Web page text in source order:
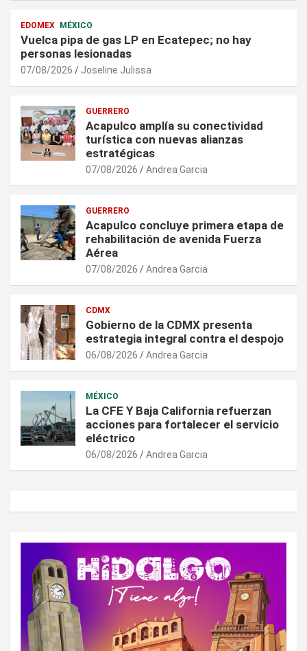
EDOMEX MÉXICO
Vuelca pipa de gas LP en Ecatepec; no hay
personas lesionadas
07/08/2026 Joseline Julissa
GUERRERO
Acapulco amplía su conectividad
turística con nuevas alianzas
estratégicas
07/08/2026 Andrea Garcia
GUERRERO
Acapulco concluye primera etapa de
rehabilitación de avenida Fuerza
Aérea
07/08/2026 Andrea Garcia
CDMX
Gobierno de la CDMX presenta
estrategia integral contra el despojo
06/08/2026 Andrea Garcia
MÉXICO
La CFE Y Baja California refuerzan
acciones para fortalecer el servicio
eléctrico
06/08/2026 Andrea Garcia